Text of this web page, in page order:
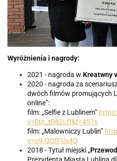
Wyróżnienia i nagrody:
2021 - nagroda w Kreatwny
2020 - nagroda za
dwóch filmów promujących
online”:
film: „Selfie z Lublinem”
v=0tn_tD82LfI&t=457s
film: „Malowniczy Lublin”
v=o9-QQfFUx4Q
2018 - Tytuł miejski „
Prezydenta Miasta Lublina